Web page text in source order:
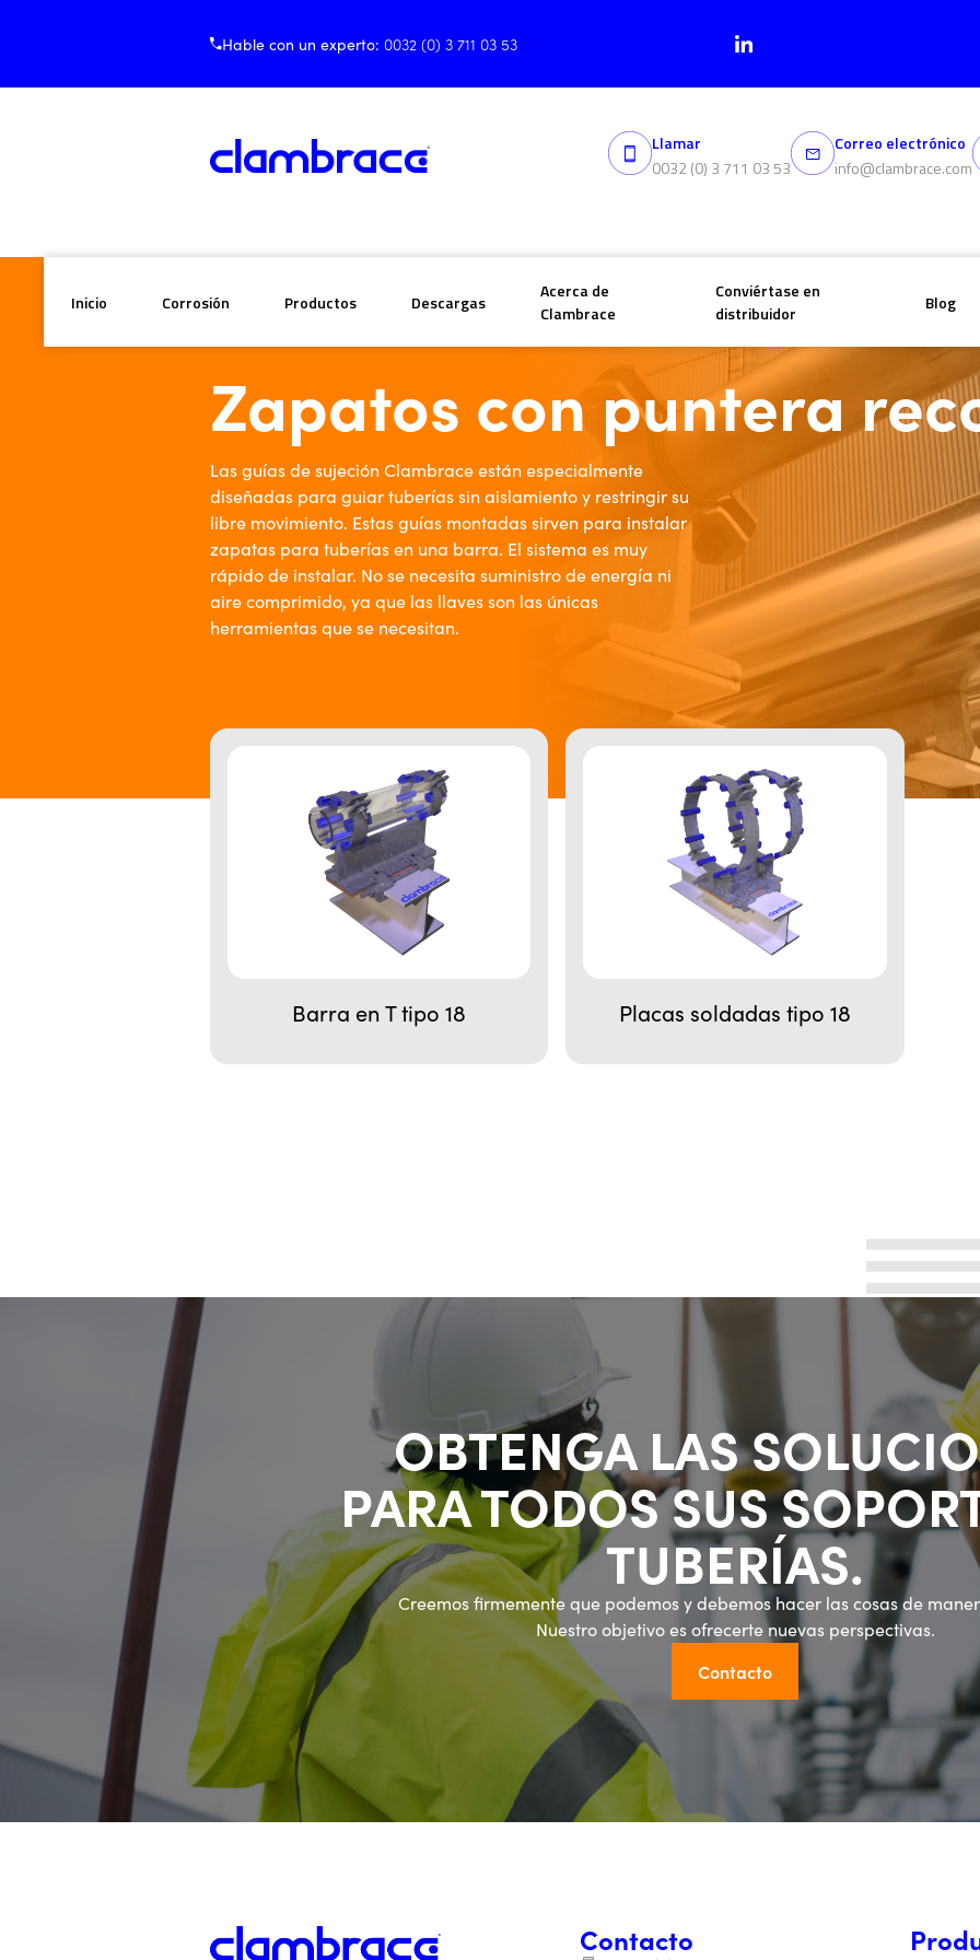
Hable con un experto:0032 (0) 3 711 03 53
Llamar
0032 (0) 3 711 03 53
Correo electrónico
info@clambrace.com
Inicio Corrosión Productos Descargas
Acerca de
Clambrace
Conviértase en
distribuidor
Blog
Zapatos con puntera recortada
Zapatos con puntera
Las guías de sujeción Clambrace están especialmente
diseñadas para guiar tuberías sin aislamiento y restringir su
libre movimiento. Estas guías montadas sirven para instalar
zapatas para tuberías en una barra. El sistema es muy
rápido de instalar. No se necesita suministro de energía ni
aire comprimido, ya que las llaves son las únicas
herramientas que se necesitan.
Barra en T tipo 18 Placas soldadas tipo 18
OBTENGA LAS
PARA TODOS SUS
TUBERÍAS.
Creemos firmemente que podemos y debemos hacer las cosas de
Nuestro objetivo es ofrecerte nuevas perspectivas.
Contacto
Contacto